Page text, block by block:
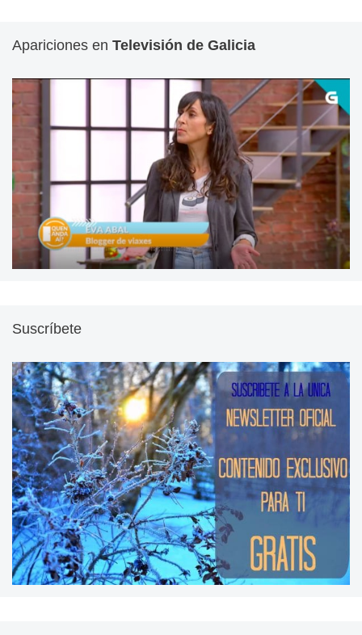
Apariciones en Televisión de Galicia
Suscríbete